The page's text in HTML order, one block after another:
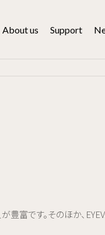
About us Support
が豊富です。そのほか、